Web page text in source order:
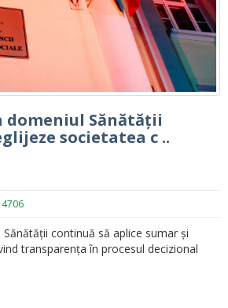
Sănătății
societatea c ..
4706
continuă să aplice sumar și
transparența în procesul decizional